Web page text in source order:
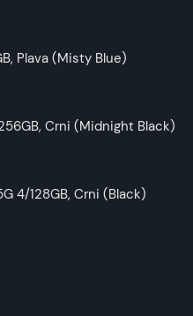
Plava (Misty Blue)
Crni (Midnight Black)
4/128GB, Crni (Black)